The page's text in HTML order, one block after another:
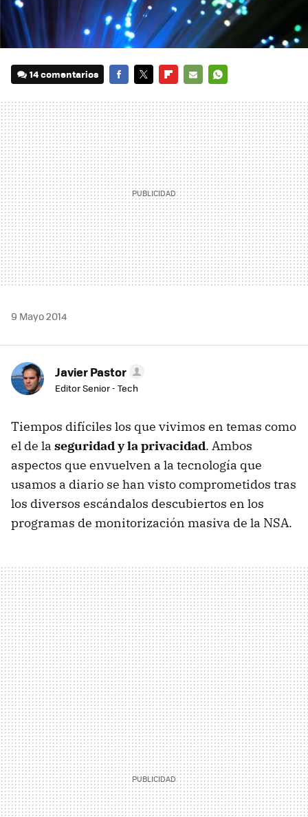
14 comentarios
MAIL
9 Mayo 2014
Javier Pastor
Editor Senior - Tech
Tiempos difíciles los que vivimos en temas como
el de la seguridad y la privacidad. Ambos
aspectos que envuelven a la tecnología que
usamos a diario se han visto comprometidos tras
los diversos escándalos descubiertos en los
programas de monitorización masiva de la NSA.